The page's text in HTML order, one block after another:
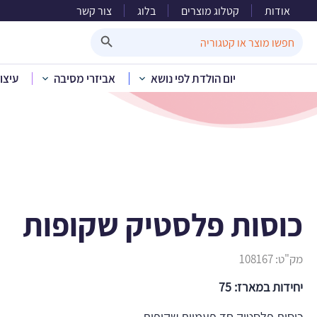
אודות קטלוג מוצרים בלוג צור קשר
for:
יום הולדת לפי נושא אביזרי מסיבה בית »
כוסות פלסטיק שקופות
מק"ט:108167
יחידות במארז: 75